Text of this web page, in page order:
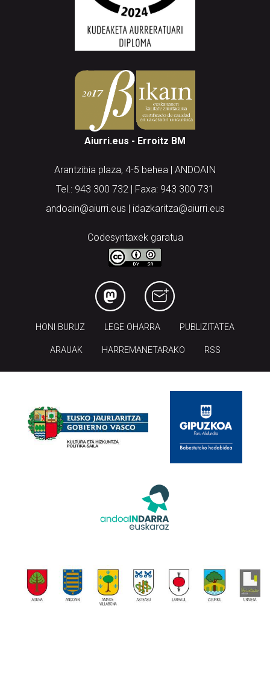
Aiurri.eus - Erroitz BM
Arantzibia plaza, 4-5 behea | ANDOAIN
Tel.: 943 300 732 | Faxa: 943 300 731
andoain@aiurri.eus | idazkaritza@aiurri.eus
Codesyntaxek garatua
HONI BURUZ LEGE OHARRA PUBLIZITATEA
ARAUAK HARREMANETARAKO RSS